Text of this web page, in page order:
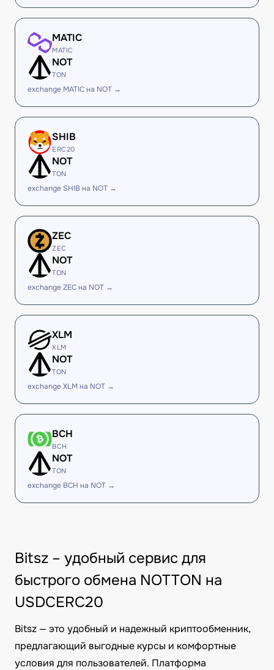
MATIC
MATIC
NOT
TON
exchange MATIC на NOT →
SHIB
ERC20
NOT
TON
exchange SHIB на NOT →
ZEC
ZEC
NOT
TON
exchange ZEC на NOT →
XLM
XLM
NOT
TON
exchange XLM на NOT →
BCH
BCH
NOT
TON
exchange BCH на NOT →
Bitsz – удобный сервис для
быстрого обмена NOTTON на
USDCERC20
Bitsz — это удобный и надежный криптообменник,
предлагающий выгодные курсы и комфортные
условия для пользователей. Платформа